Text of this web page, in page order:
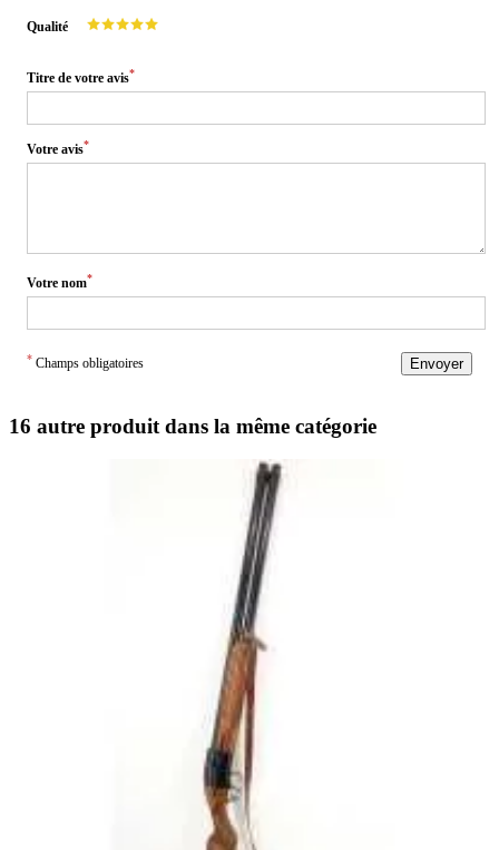
Qualité
Titre de votre avis*
Votre avis*
Votre nom*
* Champs obligatoires Envoyer
16 autre produit dans la même catégorie